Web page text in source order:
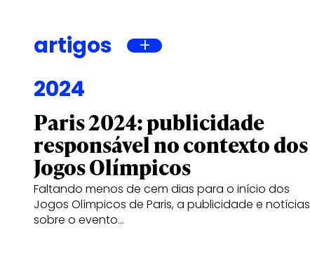
artigos
2024
Paris 2024: publicidade
responsável no contexto dos
Jogos Olímpicos
Faltando menos de cem dias para o início dos
Jogos Olímpicos de Paris, a publicidade e notícias
sobre o evento…